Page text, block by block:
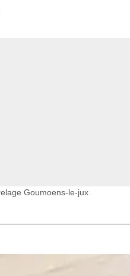
Goumoens-le-jux